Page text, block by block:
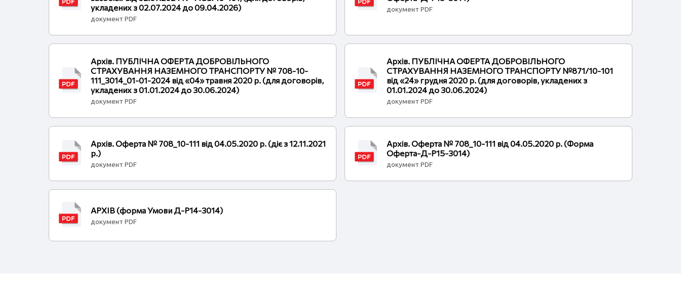
укладених з 02.07.2024 до 09.04.2026)
документ PDF
документ PDF
Архів. ПУБЛІЧНА ОФЕРТА ДОБРОВІЛЬНОГО
СТРАХУВАННЯ НАЗЕМНОГО ТРАНСПОРТУ № 708-10-
111_3014_01-01-2024 від «04» травня 2020 р. (для договорів,
укладених з 01.01.2024 до 30.06.2024)
документ PDF
Архів. ПУБЛІЧНА ОФЕРТА ДОБРОВІЛЬНОГО
СТРАХУВАННЯ НАЗЕМНОГО ТРАНСПОРТУ №871/10-101
від «24» грудня 2020 р. (для договорів, укладених з
01.01.2024 до 30.06.2024)
документ PDF
Архів. Оферта № 708_10-111 від 04.05.2020 р. (діє з 12.11.2021
р.)
документ PDF
Архів. Оферта № 708_10-111 від 04.05.2020 р. (Форма
Оферта-Д-Р15-3014)
документ PDF
АРХІВ (форма Умови Д-Р14-3014)
документ PDF